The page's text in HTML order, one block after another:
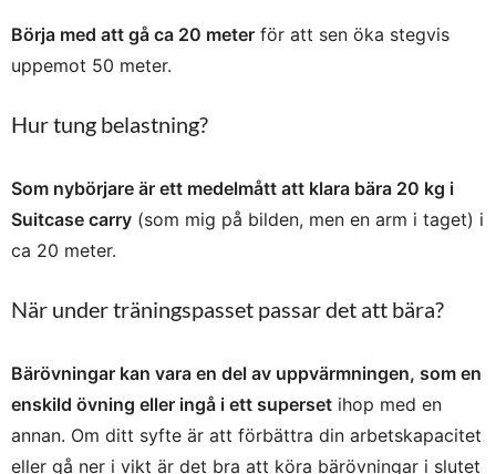
Börja med att gå ca 20 meter för att sen öka stegvis
uppemot 50 meter.
Hur tung belastning?
Som nybörjare är ett medelmått att klara bära 20 kg i
Suitcase carry (som mig på bilden, men en arm i taget) i
ca 20 meter.
När under träningspasset passar det att bära?
Bärövningar kan vara en del av uppvärmningen, som en
enskild övning eller ingå i ett superset ihop med en
annan. Om ditt syfte är att förbättra din arbetskapacitet
eller gå ner i vikt är det bra att köra bärövningar i slutet